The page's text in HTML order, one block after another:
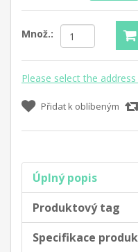
Množ.:
Please select the
Přidat k oblíbeným
Úplný popis
Produktový tag
Specifikace